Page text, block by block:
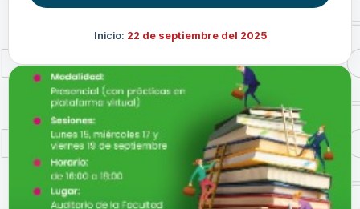
Inicio: 22 de septiembre del 2025